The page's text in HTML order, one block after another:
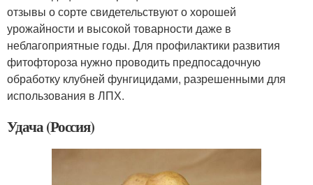
отзывы о сорте свидетельствуют о хорошей
урожайности и высокой товарности даже в
неблагоприятные годы. Для профилактики развития
фитофтороза нужно проводить предпосадочную
обработку клубней фунгицидами, разрешенными для
использования в ЛПХ.
Удача (Россия)